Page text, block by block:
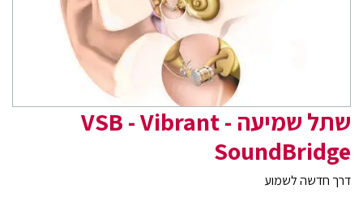
שתל שמיעה - VSB - Vibrant
SoundBridge
דרך חדשה לשמוע